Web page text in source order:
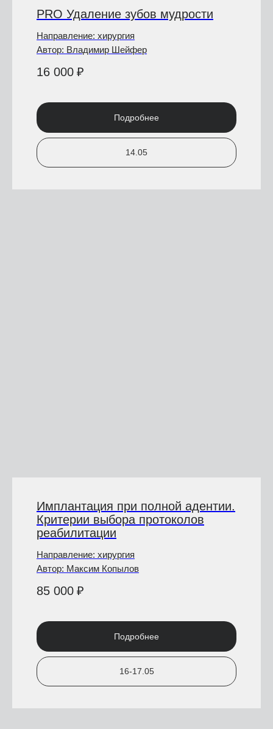
PRO Удаление зубов мудрости
Направление: хирургия
Автор: Владимир Шейфер
16 000 ₽
Подробнее
14.05
Имплантация при полной адентии.
Критерии выбора протоколов
реабилитации
Направление: хирургия
Автор: Максим Копылов
85 000 ₽
Подробнее
16-17.05